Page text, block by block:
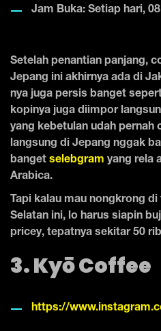
Jam Buka: Setiap hari,
Setelah penantian panjang,
Jepang ini akhirnya ada di
nya juga persis banget
kopinya juga diimpor
yang kebetulan udah pernah
langsung di Jepang nggak
banget selebgram yang rela
Arabica.
Tapi kalau mau nongkrong
Selatan ini, lo harus siapin
pricey, tepatnya sekitar 50
3. Kyō Coffee
https://